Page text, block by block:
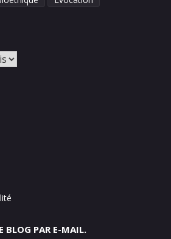
BLOG PAR E-MAIL.